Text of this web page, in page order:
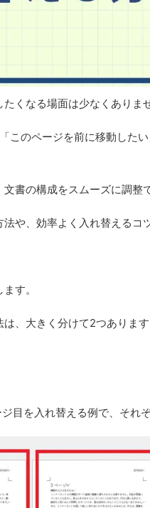
くなる場面は少なくありませ
このページを前に移動した
書の構成をスムーズに調整
や、効率よく入れ替えるコ
す。
、大きく分けて2つあります
目を入れ替える例で、それ